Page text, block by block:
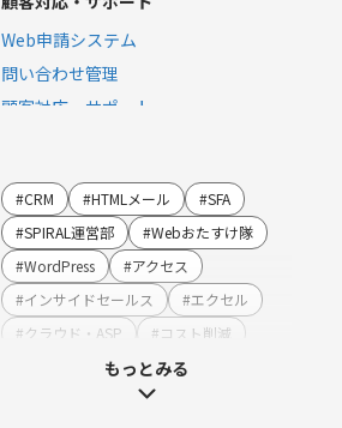
Web申請システム
問い合わせ管理
顧客対応・サポート
LINE連携
SMS連携
Webイベント（ウェビナー）オンライ
ン受付管理
アンケート作成
マーケティングオートメーション
#CRM #HTMLメール
#SFA
#SPIRAL運営部
#Webおたすけ隊
#WordPress
#アクセス
#インサイドセールス
#エクセル
#クラウド・ASP
#コスト削減
#コンプライアンスもっとみる